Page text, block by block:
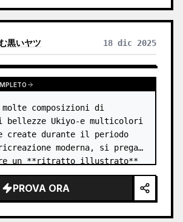
黒いヤツ 18 dic 2025
molte composizioni di
Ukiyo-e multicolori
create durante il periodo
ricreazione moderna, si prega
un **ritratto illustrato**
donna che indossa abiti dai
e dai motivi…
PROVA ORA